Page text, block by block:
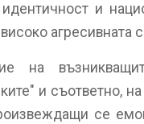
и
агресивната
на
и съответно,
се